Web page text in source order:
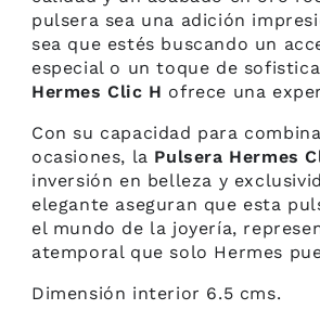
pulsera sea una adición
sea que estés buscando un
especial o un toque de
Hermes Clic H ofrece una
Con su capacidad para
ocasiones, la Pulsera Hermes
inversión en belleza y
elegante aseguran que esta
el mundo de la joyería,
atemporal que solo Hermes
Dimensión interior 6.5 cms.